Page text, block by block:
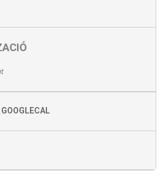
amb el Turó de la Rovira.
la història de Sant Pere Màrtir!
18 o a museus@esplugues.cat
aprox.
calçat còmode i aigua
GOOGLECAL